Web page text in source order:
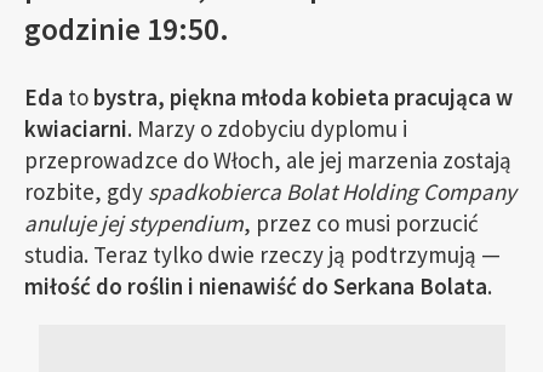
godzinie 19:50.
Eda to bystra, piękna młoda kobieta pracująca w
kwiaciarni. Marzy o zdobyciu dyplomu i
przeprowadzce do Włoch, ale jej marzenia zostają
rozbite, gdy spadkobierca Bolat Holding Company
anuluje jej stypendium, przez co musi porzucić
studia. Teraz tylko dwie rzeczy ją podtrzymują —
miłość do roślin i nienawiść do Serkana Bolata.